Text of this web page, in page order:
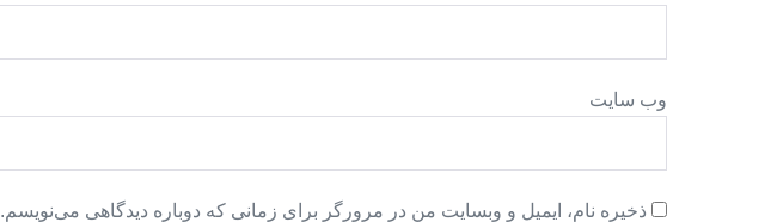
وب‌ سایت
ذخیره نام، ایمیل و وبسایت من در مرورگر برای زمانی که دوباره دیدگاهی می‌نویسم.